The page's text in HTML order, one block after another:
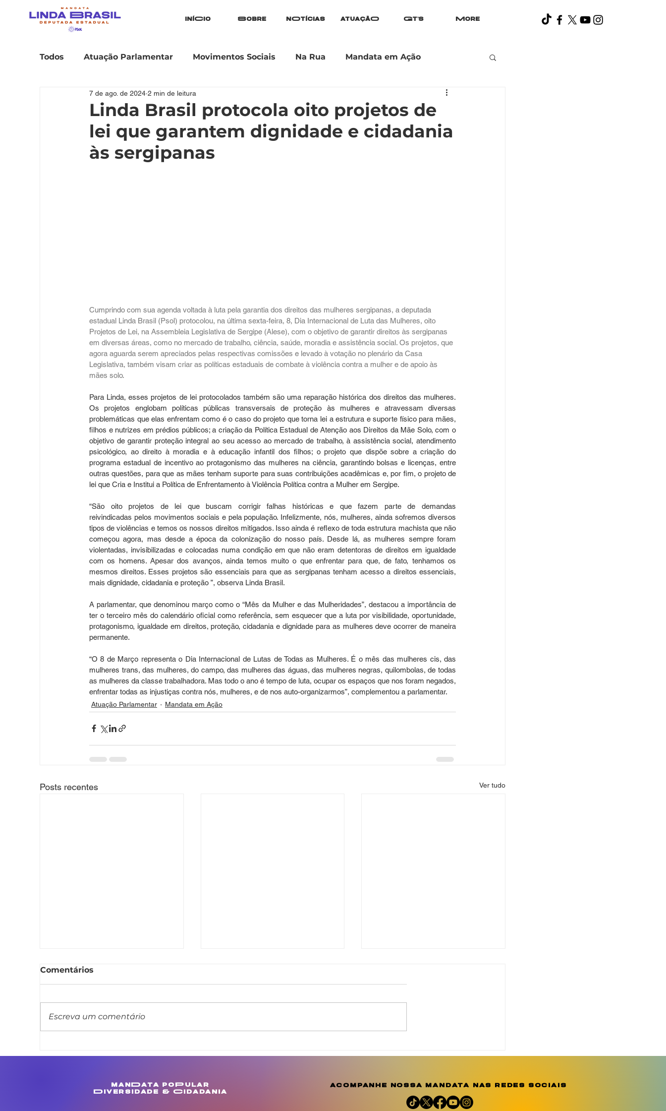
iníCio Sobre nOtícias atuaçãO Gt's More
Todos Atuação Parlamentar Movimentos Sociais Na Rua Mandata em Ação
Linda Brasil protocola oito projetos de
lei que garantem dignidade e cidadania
às sergipanas
7 de ago. de 2024 2 min de leitura
Cumprindo com sua agenda voltada à luta pela garantia dos direitos das mulheres sergipanas, a deputada
estadual Linda Brasil (Psol) protocolou, na última sexta-feira, 8, Dia Internacional de Luta das Mulheres, oito
Projetos de Lei, na Assembleia Legislativa de Sergipe (Alese), com o objetivo de garantir direitos às sergipanas
em diversas áreas, como no mercado de trabalho, ciência, saúde, moradia e assistência social. Os projetos, que
agora aguarda serem apreciados pelas respectivas comissões e levado à votação no plenário da Casa
Legislativa, também visam criar as políticas estaduais de combate à violência contra a mulher e de apoio às
mães solo.
Para Linda, esses projetos de lei protocolados também são uma reparação histórica dos direitos das mulheres.
Os projetos englobam políticas públicas transversais de proteção às mulheres e atravessam diversas
problemáticas que elas enfrentam como é o caso do projeto que torna lei a estrutura e suporte físico para mães,
filhos e nutrizes em prédios públicos; a criação da Política Estadual de Atenção aos Direitos da Mãe Solo, com o
objetivo de garantir proteção integral ao seu acesso ao mercado de trabalho, à assistência social, atendimento
psicológico, ao direito à moradia e à educação infantil dos filhos; o projeto que dispõe sobre a criação do
programa estadual de incentivo ao protagonismo das mulheres na ciência, garantindo bolsas e licenças, entre
outras questões, para que as mães tenham suporte para suas contribuições acadêmicas e, por fim, o projeto de
lei que Cria e Institui a Política de Enfrentamento à Violência Política contra a Mulher em Sergipe.
“São oito projetos de lei que buscam corrigir falhas históricas e que fazem parte de demandas
reivindicadas pelos movimentos sociais e pela população. Infelizmente, nós, mulheres, ainda sofremos diversos
tipos de violências e temos os nossos direitos mitigados. Isso ainda é reflexo de toda estrutura machista que não
começou agora, mas desde a época da colonização do nosso país. Desde lá, as mulheres sempre foram
violentadas, invisibilizadas e colocadas numa condição em que não eram detentoras de direitos em igualdade
com os homens. Apesar dos avanços, ainda temos muito o que enfrentar para que, de fato, tenhamos os
mesmos direitos. Esses projetos são essenciais para que as sergipanas tenham acesso a direitos essenciais,
mais dignidade, cidadania e proteção ”, observa Linda Brasil.
A parlamentar, que denominou março como o “Mês da Mulher e das Mulheridades”, destacou a importância de
ter o terceiro mês do calendário oficial como referência, sem esquecer que a luta por visibilidade, oportunidade,
protagonismo, igualdade em direitos, proteção, cidadania e dignidade para as mulheres deve ocorrer de maneira
permanente.
“O 8 de Março representa o Dia Internacional de Lutas de Todas as Mulheres. É o mês das mulheres cis, das
mulheres trans, das mulheres, do campo, das mulheres das águas, das mulheres negras, quilombolas, de todas
as mulheres da classe trabalhadora. Mas todo o ano é tempo de luta, ocupar os espaços que nos foram negados,
enfrentar todas as injustiças contra nós, mulheres, e de nos auto-organizarmos”, complementou a parlamentar.
Atuação Parlamentar Mandata em Ação
Posts recentes Ver tudo
melhorias para
em Estância
a conscientização e
aleitamento humano
Negras celebra
justiça social em Sergipe
Comentários
Escreva um comentário
manData poPular
Diversidade & Cidadania
acompanhe nossa mandata nas redes sociais